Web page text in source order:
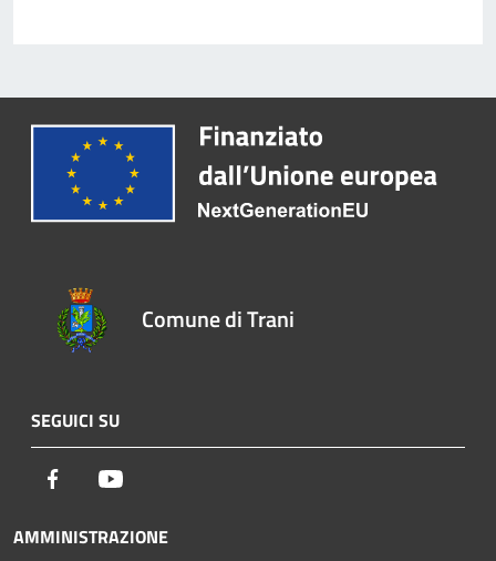
Comune di Trani
SEGUICI SU
Facebook
AMMINISTRAZIONE